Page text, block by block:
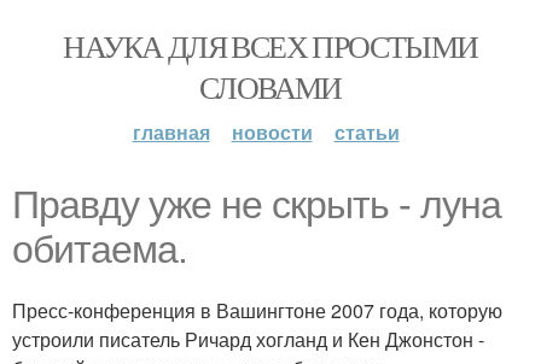
НАУКА ДЛЯ ВСЕХ ПРОСТЫМИ
СЛОВАМИ
главная новости статьи
Правду уже не скрыть - луна
обитаема.
Пресс-конференция в Вашингтоне 2007 года, которую
устроили писатель Ричард хогланд и Кен Джонстон -